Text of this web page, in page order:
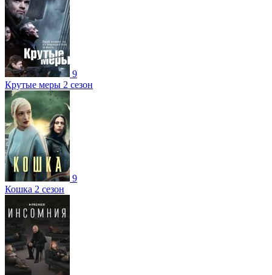
9
Крутые меры 2 сезон
9
Кошка 2 сезон